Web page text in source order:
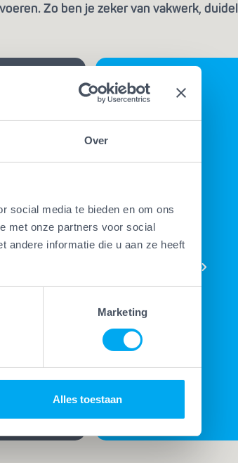
Over
social media te bieden en om ons
met onze partners voor social
andere informatie die u aan ze heeft
Marketing
Alles toestaan
Zo ben je zeker van vakwerk,
blijft. Met
op het
en
werk
nadat de
BEKIJK
AL ONZE